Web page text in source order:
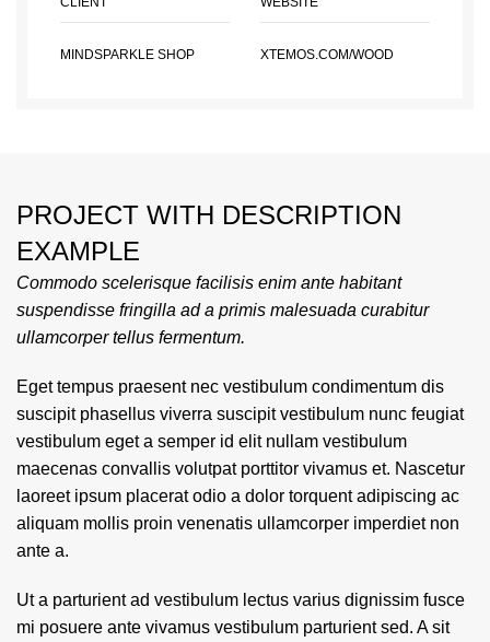
MINDSPARKLE SHOP XTEMOS.COM/WOOD
PROJECT WITH DESCRIPTION
EXAMPLE
Commodo scelerisque facilisis enim ante habitant
suspendisse fringilla ad a primis malesuada curabitur
ullamcorper tellus fermentum.
Eget tempus praesent nec vestibulum condimentum dis
suscipit phasellus viverra suscipit vestibulum nunc feugiat
vestibulum eget a semper id elit nullam vestibulum
maecenas convallis volutpat porttitor vivamus et. Nascetur
laoreet ipsum placerat odio a dolor torquent adipiscing ac
aliquam mollis proin venenatis ullamcorper imperdiet non
ante a.
Ut a parturient ad vestibulum lectus varius dignissim fusce
mi posuere ante vivamus vestibulum parturient sed. A sit